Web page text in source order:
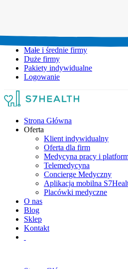
Małe i średnie firmy
Duże firmy
Pakiety indywidualne
Logowanie
Strona Główna
Oferta
Klient indywidualny
Oferta dla firm
Medycyna pracy i
Telemedycyna
Concierge Medyczny
Aplikacja mobilna
Placówki medyczne
O nas
Blog
Sklep
Kontakt